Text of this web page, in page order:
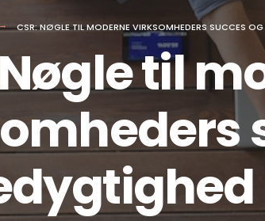
CSR: NØGLE TIL MODERNE VIRKSOMHEDERS SUCCES
Nøgle til